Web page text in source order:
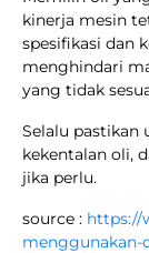
kinerja mesin
spesifikasi dan
menghindari
yang tidak
Selalu pastikan
kekentalan oli,
jika perlu.
source : https://
menggunakan-